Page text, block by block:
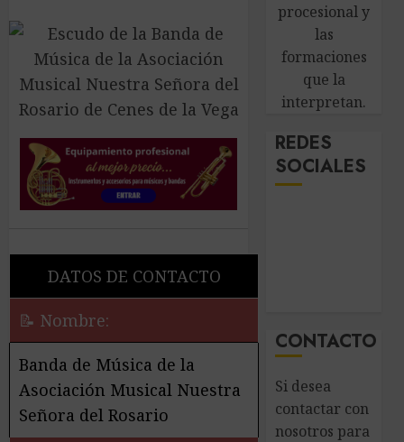
DATOS DE CONTACTO
📝 Nombre:
Banda de Música de la
Asociación Musical Nuestra
Señora del Rosario
procesional y
las
formaciones
que la
interpretan.
REDES
SOCIALES
CONTACTO
Si desea
contactar con
nosotros para